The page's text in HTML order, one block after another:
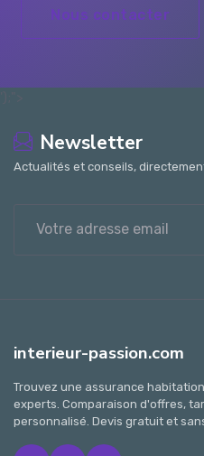
Nous contacter
Newsletter
Actualités et conseils,
interieur-passion.com
Trouvez une assurance
experts. Comparaison d'offres,
personnalisé. Devis gratuit et